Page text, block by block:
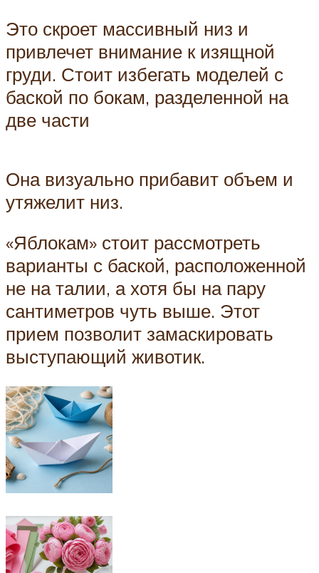
Это скроет массивный низ и
привлечет внимание к изящной
груди. Стоит избегать моделей с
баской по бокам, разделенной на
две части
Она визуально прибавит объем и
утяжелит низ.
«Яблокам» стоит рассмотреть
варианты с баской, расположенной
не на талии, а хотя бы на пару
сантиметров чуть выше. Этот
прием позволит замаскировать
выступающий животик.